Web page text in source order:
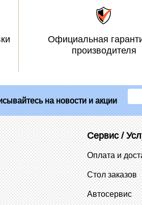
Официальная
производителя
на новости и акции
Сервис /
Оплата и
Стол заказов
Автосервис